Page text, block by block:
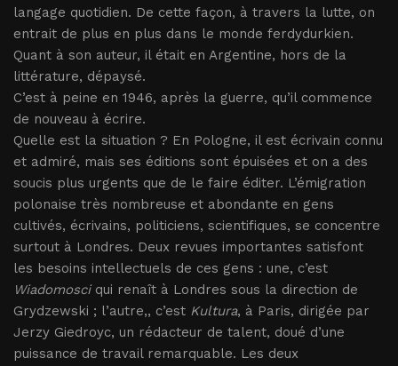
langage quotidien. De cette façon, à travers la lutte, on
entrait de plus en plus dans le monde ferdydurkien.
Quant à son auteur, il était en Argentine, hors de la
littérature, dépaysé.
C’est à peine en 1946, après la guerre, qu’il commence
de nouveau à écrire.
Quelle est la situation ? En Pologne, il est écrivain connu
et admiré, mais ses éditions sont épuisées et on a des
soucis plus urgents que de le faire éditer. L’émigration
polonaise très nombreuse et abondante en gens
cultivés, écrivains, politiciens, scientifiques, se concentre
surtout à Londres. Deux revues importantes satisfont
les besoins intellectuels de ces gens : une, c’est
Wiadomosciqui renaît à Londres sous la direction de
Grydzewski ; l’autre,, c’est Kultura, à Paris, dirigée par
Jerzy Giedroyc, un rédacteur de talent, doué d’une
puissance de travail remarquable. Les deux